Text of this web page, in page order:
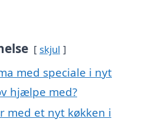
skjul
med speciale i nyt
hjælpe med?
med et nyt køkken i